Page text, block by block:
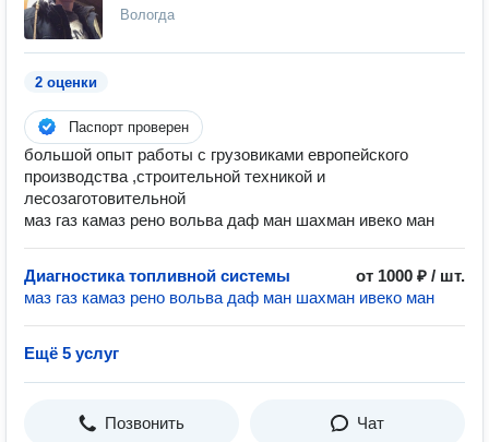
Вологда
2 оценки
Паспорт проверен
большой опыт работы с грузовиками европейского
производства ,строительной техникой и
лесозаготовительной
маз газ камаз рено вольва даф ман шахман ивеко ман
Диагностика топливной системы
от 1000 ₽ / шт.
маз газ камаз рено вольва даф ман шахман ивеко ман
Ещё 5 услуг
Позвонить Чат